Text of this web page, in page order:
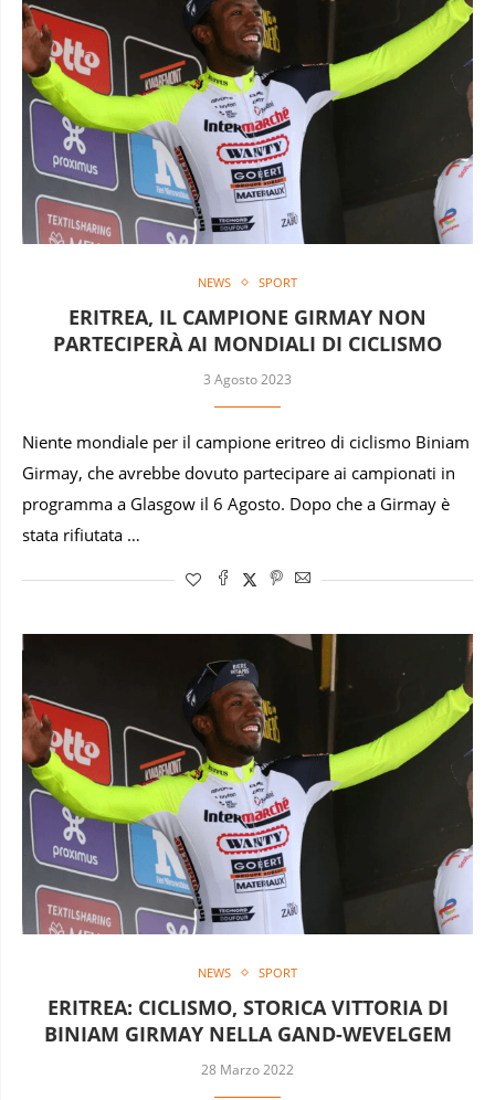
NEWS SPORT
ERITREA, IL CAMPIONE GIRMAY NON
PARTECIPERÀ AI MONDIALI DI CICLISMO
3 Agosto 2023
Niente mondiale per il campione eritreo di ciclismo Biniam
Girmay, che avrebbe dovuto partecipare ai campionati in
programma a Glasgow il 6 Agosto. Dopo che a Girmay è
stata rifiutata …
NEWS SPORT
ERITREA: CICLISMO, STORICA VITTORIA DI
BINIAM GIRMAY NELLA GAND-WEVELGEM
28 Marzo 2022